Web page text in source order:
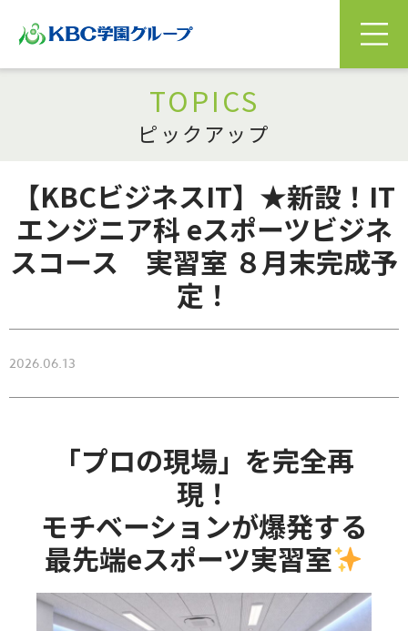
TOPICS
ピックアップ
【KBCビジネスIT】★新設！IT
エンジニア科 eスポーツビジネ
スコース 実習室 ８月末完成予
定！
2026.06.13
「プロの現場」を完全再
現！
モチベーションが爆発する
最先端eスポーツ実習室